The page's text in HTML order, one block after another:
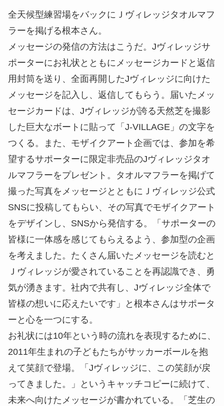
全天候型練習場をバックにＪヴィレッジタオルマフ
ラーを掲げる根本さん。
メッセージの発信の方法はこうだ。Jヴィレッジサ
ポーターにお礼状とともにメッセージカードと返信
用封筒を送り、全面再開したJヴィレッジに向けた
メッセージを記入し、返信してもらう。届いたメッ
セージカードは、Jヴィレッジが誇る天然芝を撮影
した巨大なボートに貼って「J-VILLAGE」の文字を
つくる。また、モザイクアート企画では、参加を希
望するサポーターに限定非売品のJヴィレッジタオ
ルマフラーをプレゼント。タオルマフラーを掲げて
撮った写真をメッセージとともにＪヴィレッジ公式
SNSに投稿してもらい、その写真でモザイクアート
をデザインし、SNSから発信する。「サポーターの
皆様に一体感を感じてもらえるよう、参加型の企画
を考えました。たくさん届いたメッセージを読むと
Ｊヴィレッジが愛されていることを再認識でき、勇
気が湧きます。社内で共有し、Jヴィレッジ全体で
皆様の想いに応えたいです」と根本さんはサポータ
ーと心を一つにする。
お礼状には10年という時の流れを表現するために、
2011年生まれの子どもたちがサッカーボールを抱
えて笑顔で登場。「Jヴィレッジに、この笑顔が戻
ってきました。」というキャッチコピーに続けて、
未来へ向けたメッセージが書かれている。「芝生の